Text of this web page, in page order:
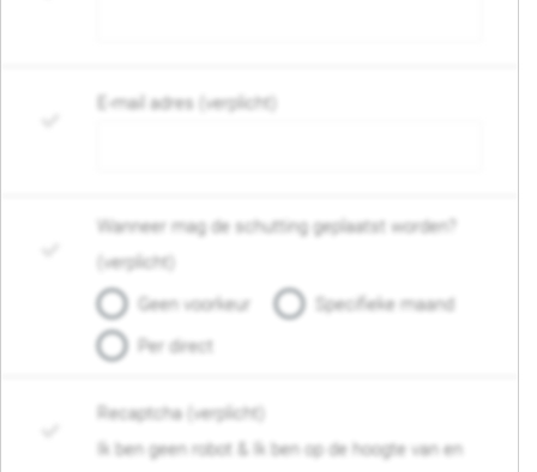
E-mail adres (verplicht)
Wanneer mag de schutting geplaatst worden?
(verplicht)
Geen voorkeur
Specifieke maand
Per direct
Recaptcha (verplicht)
Ik ben geen robot & Ik ben op de hoogte van en